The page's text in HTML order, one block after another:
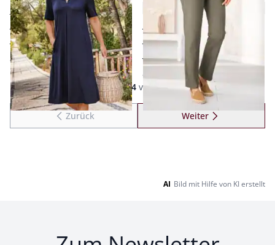
weicher Viskose-Jersey
bewegungsfreundlich
pflegeleicht
ab€ 79,95
4,4 (9)
kühlend
strapazierfähig
leichtes Tragegefühl
ab
€ 99,95
Seite 1 geladen. Zeige Produkte 1 bis 24 von 213.
1bis24 von
Zurück Weiterzu Seite 2
AI Bild mit Hilfe von KI erstellt